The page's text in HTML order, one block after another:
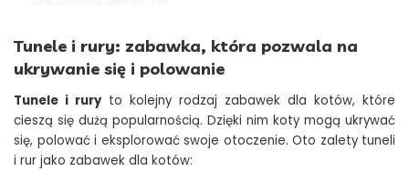
Tunele i rury: zabawka, która pozwala na
ukrywanie się i polowanie
Tunele i ruryto kolejny rodzaj zabawek dla kotów, które
cieszą się dużą popularnością. Dzięki nim koty mogą ukrywać
się, polować i eksplorować swoje otoczenie. Oto zalety tuneli
i rur jako zabawek dla kotów: